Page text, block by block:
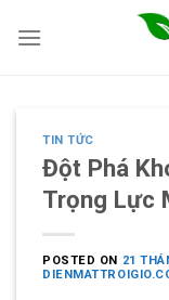
TIN TỨC
Đột Phá
Trọng Lực
POSTED ON 21